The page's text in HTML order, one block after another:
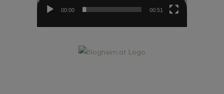
00:00 00:51